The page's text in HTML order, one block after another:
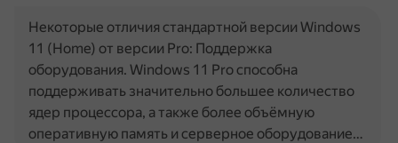
Некоторые отличия стандартной версии Windows
11 (Home) от версии Pro: Поддержка
оборудования. Windows 11 Pro способна
поддерживать значительно большее количество
ядер процессора, а также более объёмную
оперативную память и серверное оборудование…